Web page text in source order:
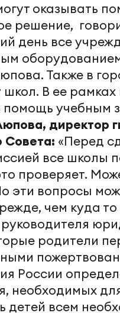
оказывать
решение,
день все
Также в
В ее
помощь учебным
директор
Совета: «Перед
все школы
проверяет.
эти вопросы
чем куда то
родители
России
необходимых
детей всем